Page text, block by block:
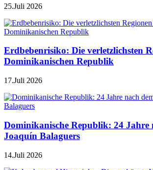
25.Juli 2026
Erdbebenrisiko: Die verletzlichsten
Dominikanischen Republik
17.Juli 2026
Dominikanische Republik: 24 Jahre
Joaquín Balaguers
14.Juli 2026